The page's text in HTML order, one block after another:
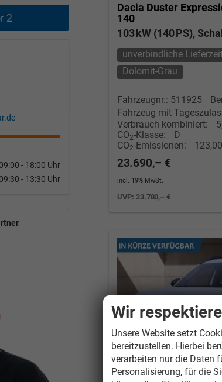
Dacia Duster
140
103 kW (140 PS),
unverbindliche
Dolomit-Grau
Fahrzeugnr.: 511925
Fahrzeug mit
Verbrauch kombiniert:
CO2-Klasse:
D
CO2-Emissionen:
23.690,– €
incl. 19% MwSt.
UVP:23.780,– €
2
09:00 - 18:00 Uhr
09:30 - 13:30 Uhr
Wir
Unsere Website setzt
bereitzustellen. Hierbei
verarbeiten nur die Daten
Personalisierung, für die